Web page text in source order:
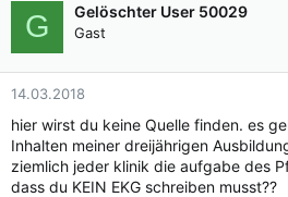
G Gelöschter User 50029
Gast
14.03.2018
hier wirst du keine Quelle finden. es
Inhalten meiner dreijährigen
ziemlich jeder klinik die aufgabe des
dass du KEIN EKG schreiben musst??